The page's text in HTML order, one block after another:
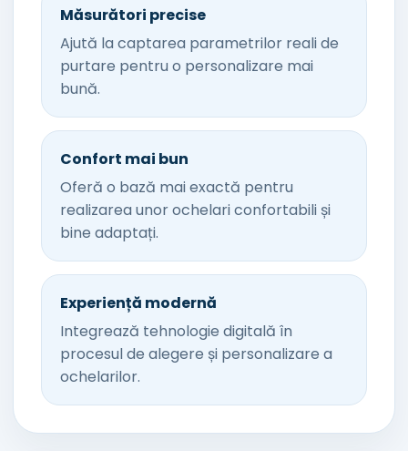
Măsurători precise
Ajută la captarea parametrilor reali de
purtare pentru o personalizare mai
bună.
Confort mai bun
Oferă o bază mai exactă pentru
realizarea unor ochelari confortabili și
bine adaptați.
Experiență modernă
Integrează tehnologie digitală în
procesul de alegere și personalizare a
ochelarilor.